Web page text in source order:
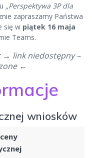
„Perspektywa 3P dla
zapraszamy Państwa
się w piątek 16 maja
Teams.
→ link niedostępny –
←
wniosków